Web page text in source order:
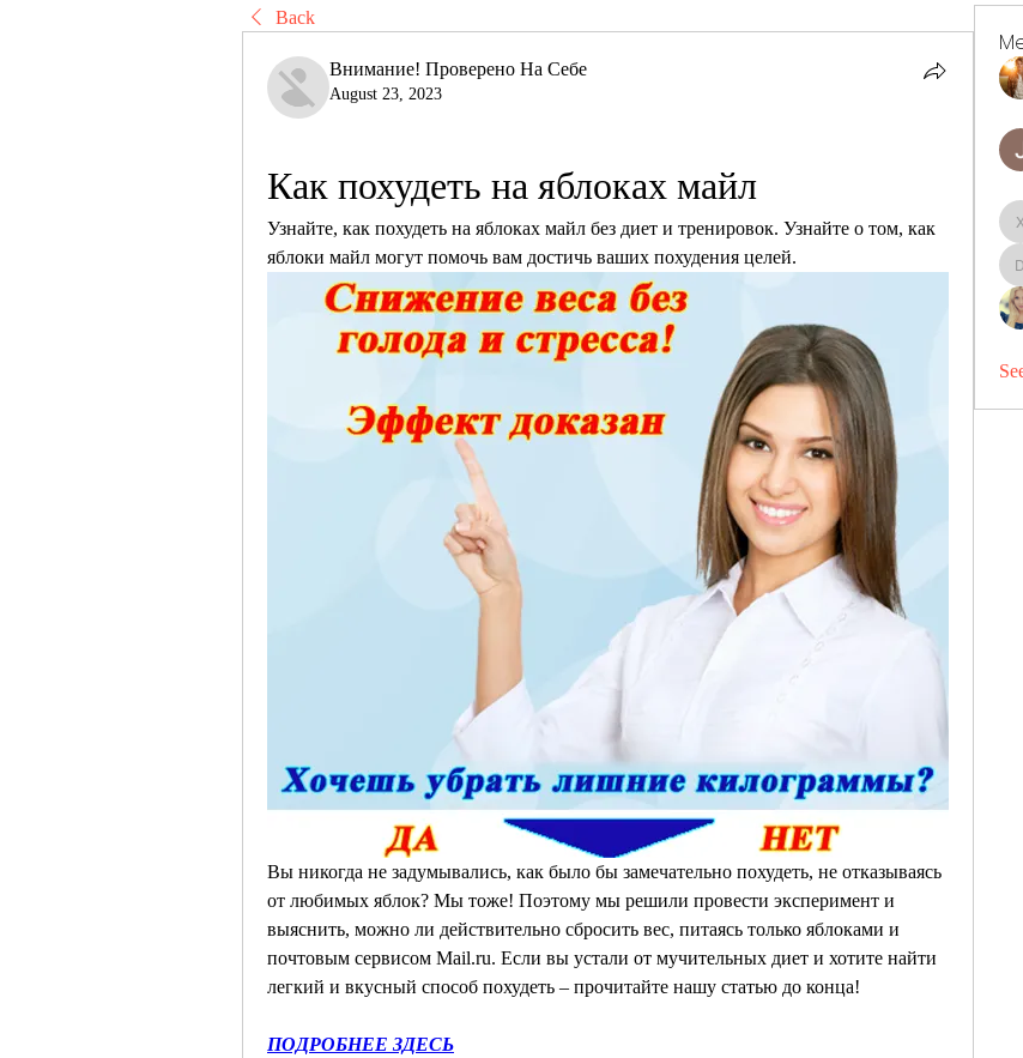
Back
Внимание! Проверено На Себе
August 23, 2023
Как похудеть на яблоках майл
Узнайте, как похудеть на яблоках майл без диет и тренировок. Узнайте о том, как
яблоки майл могут помочь вам достичь ваших похудения целей.
Вы никогда не задумывались, как было бы замечательно похудеть, не отказываясь
от любимых яблок? Мы тоже! Поэтому мы решили провести эксперимент и
выяснить, можно ли действительно сбросить вес, питаясь только яблоками и
почтовым сервисом Mail.ru. Если вы устали от мучительных диет и хотите найти
легкий и вкусный способ похудеть – прочитайте нашу статью до конца!
ПОДРОБНЕЕ ЗДЕСЬ